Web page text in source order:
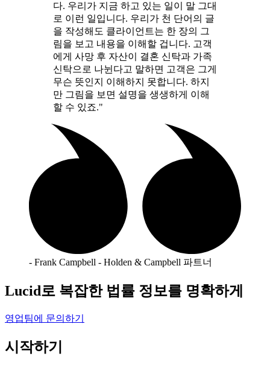
다. 우리가 지금 하고 있는 일이 말 그대
로 이런 일입니다. 우리가 천 단어의 글
을 작성해도 클라이언트는 한 장의 그
림을 보고 내용을 이해할 겁니다. 고객
에게 사망 후 자산이 결혼 신탁과 가족
신탁으로 나뉜다고 말하면 고객은 그게
무슨 뜻인지 이해하지 못합니다. 하지
만 그림을 보면 설명을 생생하게 이해
할 수 있죠."
- Frank Campbell - Holden & Campbell 파트너
Lucid로 복잡한 법률 정보를 명확하게
영업팀에 문의하기
시작하기